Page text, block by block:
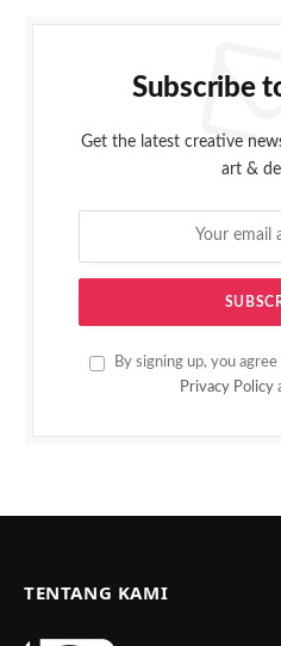
Subscribe
Get the latest creative
art &
By signing up, you
Privacy Policy
TENTANG KAMI